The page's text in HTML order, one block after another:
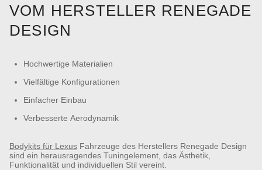
VOM HERSTELLER RENEGADE
DESIGN
Hochwertige Materialien
Vielfältige Konfigurationen
Einfacher Einbau
Verbesserte Aerodynamik
Bodykits für Lexus Fahrzeuge des Herstellers Renegade Design
sind ein herausragendes Tuningelement, das Ästhetik,
Funktionalität und individuellen Stil vereint.